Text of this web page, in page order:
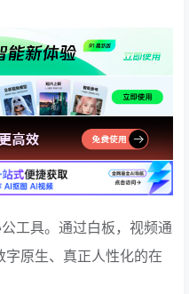
工具。通过白板，视频通
原生、真正人性化的在